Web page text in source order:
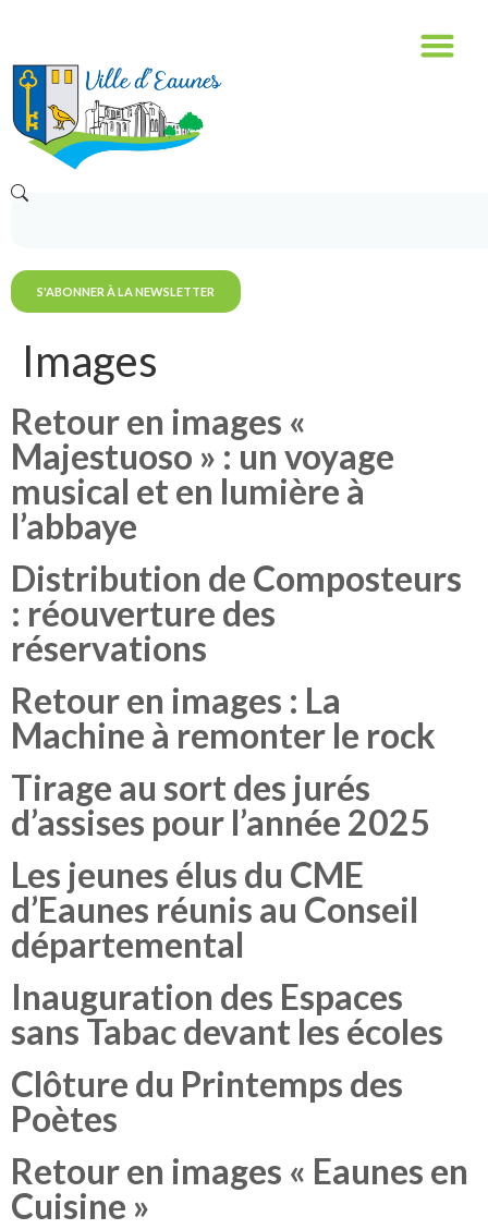
S'ABONNER À LA NEWSLETTER
Images
Retour en images «
Majestuoso » : un voyage
musical et en lumière à
l’abbaye
Distribution de Composteurs
: réouverture des
réservations
Retour en images : La
Machine à remonter le rock
Tirage au sort des jurés
d’assises pour l’année 2025
Les jeunes élus du CME
d’Eaunes réunis au Conseil
départemental
Inauguration des Espaces
sans Tabac devant les écoles
Clôture du Printemps des
Poètes
Retour en images « Eaunes en
Cuisine »